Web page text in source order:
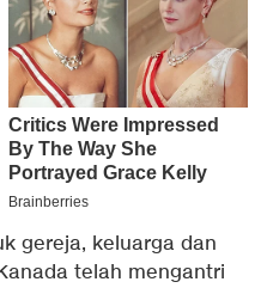
gereja, keluarga dan
telah mengantri